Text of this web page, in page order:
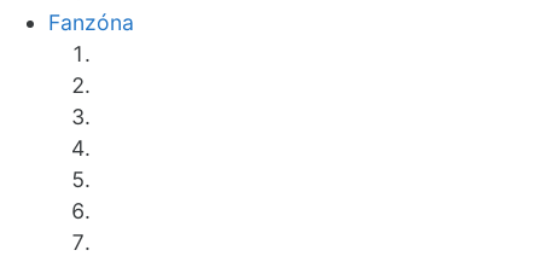
Fanzóna